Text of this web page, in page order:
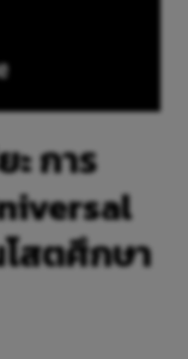
การ
โสตศึกษา